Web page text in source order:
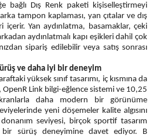
bağlı Dış Renk paketi kişiselleştirmeyi
tampon kaplaması, yan çıtalar ve dış
içerir. Yan aydınlatma, basamaklar, çeki
aydınlatmalı kapı eşikleri dahil çok
sipariş edilebilir veya satış sonrası
ve daha iyi bir deneyim
yüksek sınıf tasarımı, iç kısmına da
OpenR Link bilgi-eğlence sistemi ve 10,25
daha modern bir görünüme
yeni döşemeler kalite algısını
seviyesi, birçok sportif tasarım
bir sürüş deneyimine davet ediyor. B